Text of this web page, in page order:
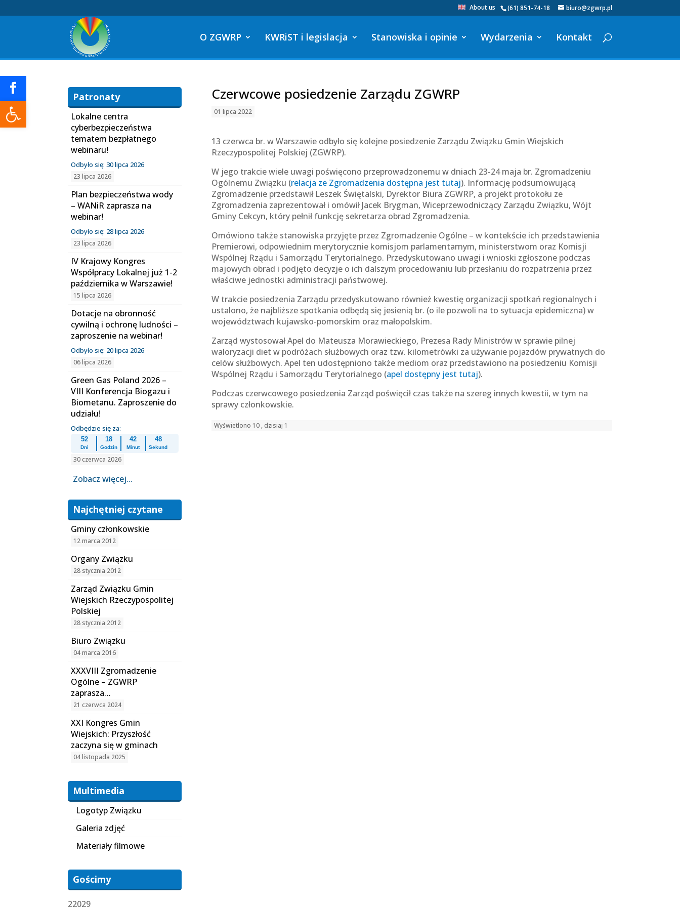
Otwórz pasek narzędzi
(61) 851-74-18 biuro@zgwrp.pl
About us
O ZGWRP KWRiST i legislacja Stanowiska i opinie Wydarzenia Kontakt
Czerwcowe posiedzenie Zarządu ZGWRP
01 lipca 2022
13 czerwca br. w Warszawie odbyło się kolejne posiedzenie Zarządu Związku Gmin Wiejskich
Rzeczypospolitej Polskiej (ZGWRP).
W jego trakcie wiele uwagi poświęcono przeprowadzonemu w dniach 23-24 maja br. Zgromadzeniu
Ogólnemu Związku (relacja ze Zgromadzenia dostępna jest tutaj). Informację podsumowującą
Zgromadzenie przedstawił Leszek Świętalski, Dyrektor Biura ZGWRP, a projekt protokołu ze
Zgromadzenia zaprezentował i omówił Jacek Brygman, Wiceprzewodniczący Zarządu Związku, Wójt
Gminy Cekcyn, który pełnił funkcję sekretarza obrad Zgromadzenia.
Omówiono także stanowiska przyjęte przez Zgromadzenie Ogólne – w kontekście ich przedstawienia
Premierowi, odpowiednim merytorycznie komisjom parlamentarnym, ministerstwom oraz Komisji
Wspólnej Rządu i Samorządu Terytorialnego. Przedyskutowano uwagi i wnioski zgłoszone podczas
majowych obrad i podjęto decyzje o ich dalszym procedowaniu lub przesłaniu do rozpatrzenia przez
właściwe jednostki administracji państwowej.
W trakcie posiedzenia Zarządu przedyskutowano również kwestię organizacji spotkań regionalnych i
ustalono, że najbliższe spotkania odbędą się jesienią br. (o ile pozwoli na to sytuacja epidemiczna) w
województwach kujawsko-pomorskim oraz małopolskim.
Zarząd wystosował Apel do Mateusza Morawieckiego, Prezesa Rady Ministrów w sprawie pilnej
waloryzacji diet w podróżach służbowych oraz tzw. kilometrówki za używanie pojazdów prywatnych do
celów służbowych. Apel ten udostępniono także mediom oraz przedstawiono na posiedzeniu Komisji
Wspólnej Rządu i Samorządu Terytorialnego (apel dostępny jest tutaj).
Podczas czerwcowego posiedzenia Zarząd poświęcił czas także na szereg innych kwestii, w tym na
sprawy członkowskie.
Wyświetlono 10 , dzisiaj 1
Patronaty
Lokalne centra
cyberbezpieczeństwa
tematem bezpłatnego
webinaru!
Odbyło się: 30 lipca 2026
23 lipca 2026
Plan bezpieczeństwa wody
– WANiR zaprasza na
webinar!
Odbyło się: 28 lipca 2026
23 lipca 2026
IV Krajowy Kongres
Współpracy Lokalnej już 1-2
października w Warszawie!
15 lipca 2026
Dotacje na obronność
cywilną i ochronę ludności –
zaproszenie na webinar!
Odbyło się: 20 lipca 2026
06 lipca 2026
Green Gas Poland 2026 –
VIII Konferencja Biogazu i
Biometanu. Zaproszenie do
udziału!
Odbędzie się za:
52
Dni
18
Godzin
42
Minut
47
Sekund
30 czerwca 2026
Zobacz więcej...
Najchętniej czytane
Gminy członkowskie
12 marca 2012
Organy Związku
28 stycznia 2012
Zarząd Związku Gmin
Wiejskich Rzeczypospolitej
Polskiej
28 stycznia 2012
Biuro Związku
04 marca 2016
XXXVIII Zgromadzenie
Ogólne – ZGWRP
zaprasza…
21 czerwca 2024
XXI Kongres Gmin
Wiejskich: Przyszłość
zaczyna się w gminach
04 listopada 2025
Multimedia
Logotyp Związku
Galeria zdjęć
Materiały filmowe
Gościmy
22029